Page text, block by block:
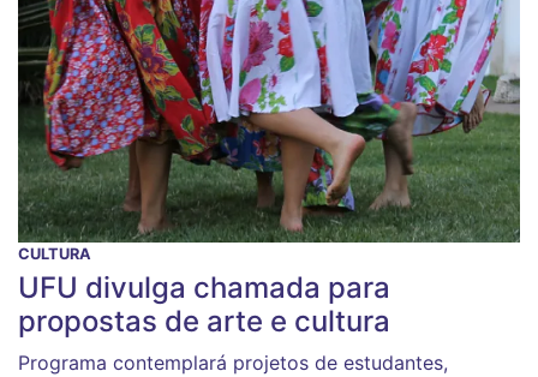
CULTURA
UFU divulga chamada para
propostas de arte e cultura
Programa contemplará projetos de estudantes,